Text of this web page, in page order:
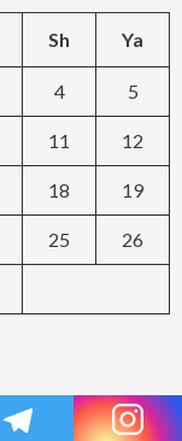
Sh Ya
4 5
11 12
18 19
25 26